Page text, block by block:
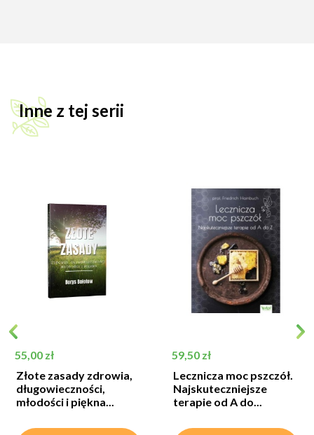
Inne z tej serii
Cena
55,00 zł
Złote zasady zdrowia,
długowieczności,
młodości i piękna...
Cena
59,50 zł
Lecznicza moc pszczół.
Najskuteczniejsze
terapie od A do...